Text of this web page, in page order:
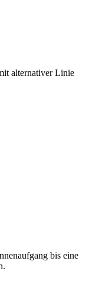
alternativer Linie
bis eine